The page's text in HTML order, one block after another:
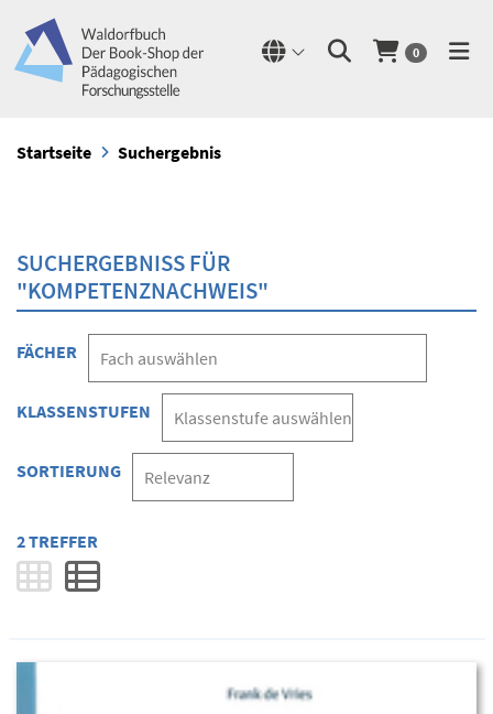
0
Startseite Suchergebnis
SUCHERGEBNISS FÜR
"KOMPETENZNACHWEIS"
FÄCHER
KLASSENSTUFEN
SORTIERUNG
2 TREFFER